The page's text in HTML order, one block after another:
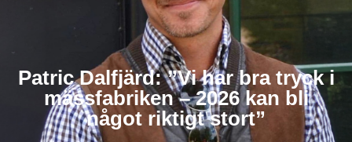
Patric Dalfjärd: ”Vi har bra tryck i
mässfabriken – 2026 kan bli
något riktigt stort”